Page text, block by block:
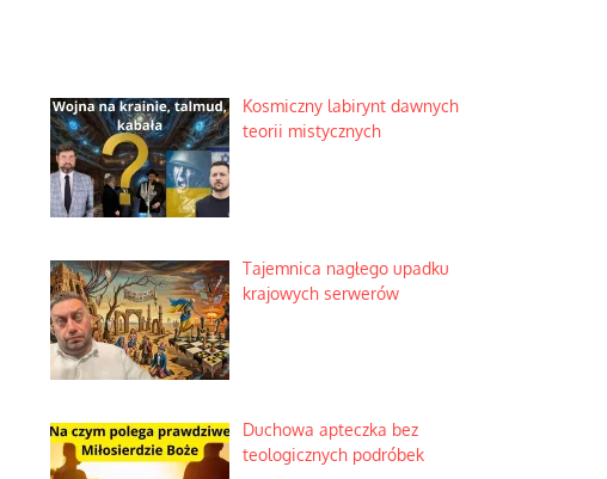
Kosmiczny labirynt dawnych
teorii mistycznych
Tajemnica nagłego upadku
krajowych serwerów
Duchowa apteczka bez
teologicznych podróbek